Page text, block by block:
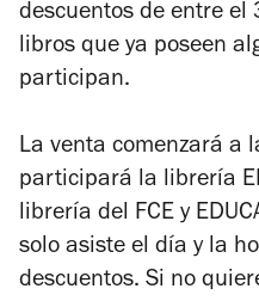
descuentos de entre el
libros que ya poseen
participan.
La venta comenzará a
participará la librería
librería del FCE y
solo asiste el día y la
descuentos. Si no